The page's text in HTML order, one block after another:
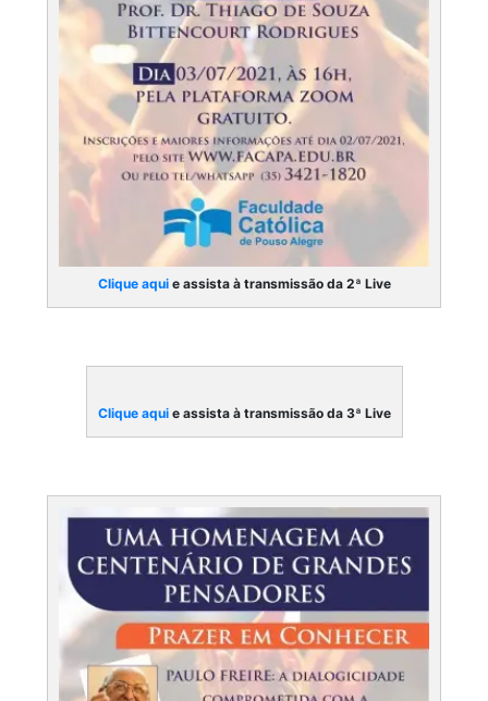
Clique aquie assista à transmissão da 2ª Live
Clique aquie assista à transmissão da 3ª Live